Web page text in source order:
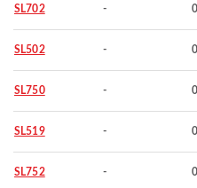
SL702 -
SL502 -
SL750 -
SL519 -
SL752 -